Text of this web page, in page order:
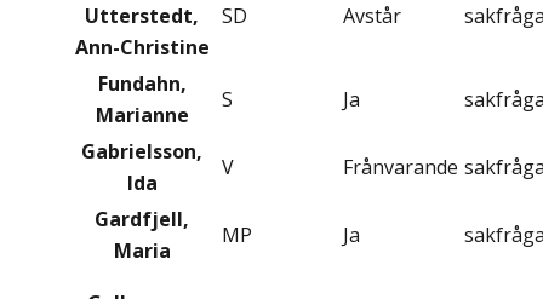
Utterstedt,
Ann-Christine
SD Avstår
Fundahn,
Marianne
S Ja
Gabrielsson,
Ida
V Frånvarande
Gardfjell,
Maria
MP Ja